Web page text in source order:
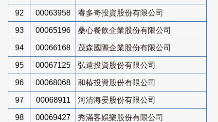
92 00063958 睿多奇投資股份有限公司
93 00065196 桑心餐飲企業股份有限公司
94 00066168 茂森國際企業股份有限公司
95 00067125 弘遠投資股份有限公司
96 00068068 和椿投資股份有限公司
97 00068911 河清海晏股份有限公司
98 00069427 秀滿客娛樂股份有限公司